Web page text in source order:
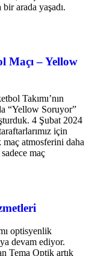
arada yaşadı.
Maçı – Yellow
Takımı’nın
“Yellow Soruyor”
4 Şubat 2024
için
atmosferini daha
maç
optisyenlik
devam ediyor.
Tema Optik artık